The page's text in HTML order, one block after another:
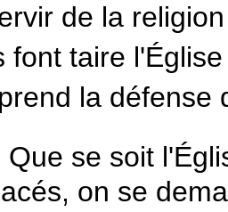
de la
font taire
la
se soit
on se